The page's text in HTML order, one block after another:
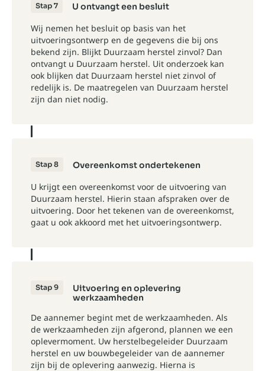
Stap 7 U ontvangt een besluit
Wij nemen het besluit op basis van het
uitvoeringsontwerp en de gegevens die bij ons
bekend zijn. Blijkt Duurzaam herstel zinvol? Dan
ontvangt u Duurzaam herstel. Uit onderzoek kan
ook blijken dat Duurzaam herstel niet zinvol of
redelijk is. De maatregelen van Duurzaam herstel
zijn dan niet nodig.
Stap 8 Overeenkomst ondertekenen
U krijgt een overeenkomst voor de uitvoering van
Duurzaam herstel. Hierin staan afspraken over de
uitvoering. Door het tekenen van de overeenkomst,
gaat u ook akkoord met het uitvoeringsontwerp.
Stap 9
Uitvoering en oplevering
werkzaamheden
De aannemer begint met de werkzaamheden. Als
de werkzaamheden zijn afgerond, plannen we een
oplevermoment. Uw herstelbegeleider Duurzaam
herstel en uw bouwbegeleider van de aannemer
zijn bij de oplevering aanwezig. Hierna is